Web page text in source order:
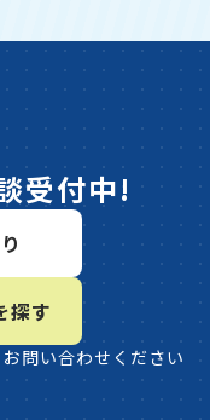
受付中!
探す
問い合わせください